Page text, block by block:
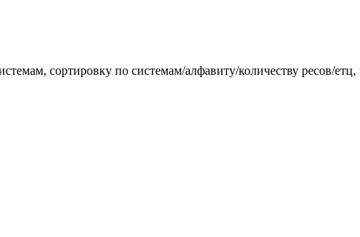
сортировку по системам/алфавиту/количеству ресов/